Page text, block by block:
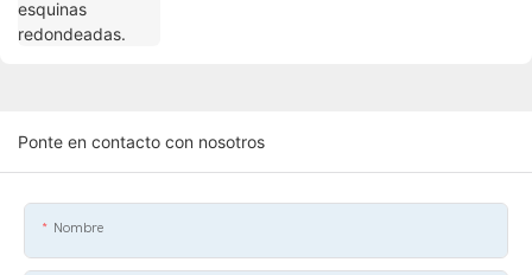
Ponte en contacto con nosotros
Nombre